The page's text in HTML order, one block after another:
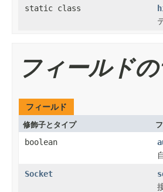
static class
フィールド
フィールド
修飾子とタイプ
boolean
Socket